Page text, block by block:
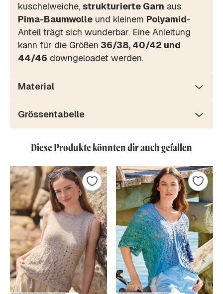
kuschelweiche, strukturierte Garn aus
Pima-Baumwolle und kleinem Polyamid-
Anteil trägt sich wunderbar. Eine Anleitung
kann für die Größen 36/38, 40/42 und
44/46 downgeloadet werden.
Material
Grössentabelle
Diese Produkte könnten dir auch gefallen